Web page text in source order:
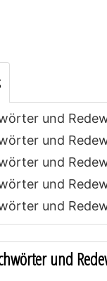
und
und
und
und
und
und